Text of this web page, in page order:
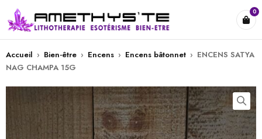
0
Accueil › Bien-être › Encens › Encens bâtonnet › ENCENS SATYA
NAG CHAMPA 15G